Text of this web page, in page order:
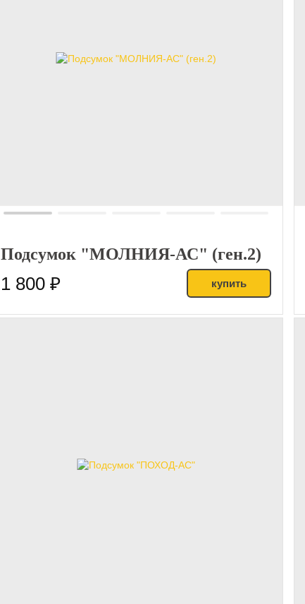
Подсумок "МОЛНИЯ-АС" (ген.2)
1 800 ₽ купить